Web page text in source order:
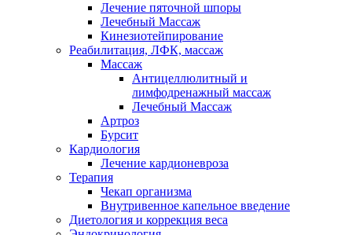
Лечение пяточной шпоры
Лечебный Массаж
Кинезиотейпирование
Реабилитация, ЛФК, массаж
Массаж
Антицеллюлитный и
лимфодренажный массаж
Лечебный Массаж
Артроз
Бурсит
Кардиология
Лечение кардионевроза
Терапия
Чекап организма
Внутривенное капельное введение
Диетология и коррекция веса